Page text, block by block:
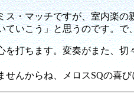
・マッチですが、室内楽の
ていこう」と思うのです。
打ちます。変奏がまた、切
んからね、メロスSQの喜び